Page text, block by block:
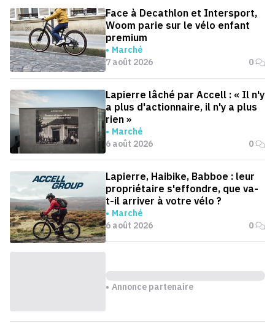
Face à Decathlon et Intersport,
Woom parie sur le vélo enfant
premium
Marché
7 août 2026
0
Lapierre lâché par Accell : « Il n'y
a plus d'actionnaire, il n'y a plus
rien »
Marché
6 août 2026
0
Lapierre, Haibike, Babboe : leur
propriétaire s'effondre, que va-
t-il arriver à votre vélo ?
Marché
6 août 2026
0
Annonce partenaire